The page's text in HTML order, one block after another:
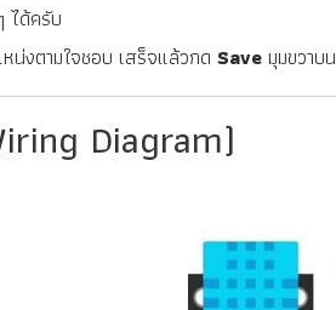
ได้ครับ
น่งตามใจชอบ เสร็จแล้วกด Saveมุมขวาบน
Diagram)